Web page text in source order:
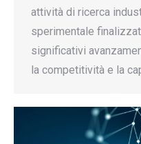
attività di ricerca
sperimentale
significativi
la competitività e la